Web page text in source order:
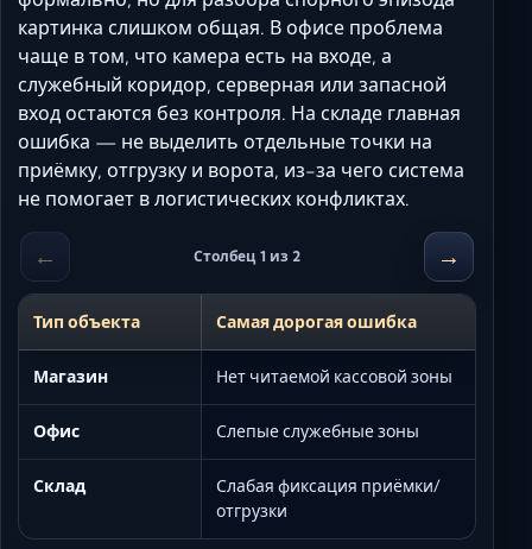
картинка слишком общая. В офисе проблема
чаще в том, что камера есть на входе, а
служебный коридор, серверная или запасной
вход остаются без контроля. На складе главная
ошибка — не выделить отдельные точки на
приёмку, отгрузку и ворота, из-за чего система
не помогает в логистических конфликтах.
← Столбец 1 из 2 →
Тип объекта Самая дорогая ошибка
Магазин Нет читаемой кассовой зоны
Офис Слепые служебные зоны
Склад
Слабая фиксация приёмки/
отгрузки